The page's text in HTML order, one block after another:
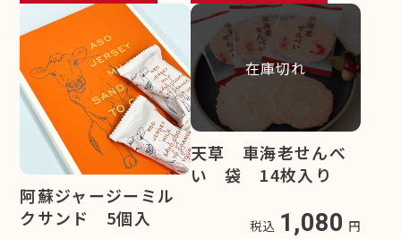
阿蘇ジャージーミル
クサンド 5個入
在庫切れ
天草 車海老せんべ
い 袋 14枚入り
税込 1,080 円